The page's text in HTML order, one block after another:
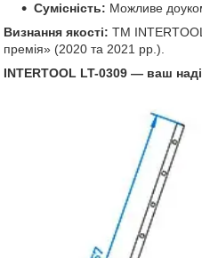
Сумісність: Можливе
Визнання якості: ТМ
премія» (2020 та 2021 рр.).
INTERTOOL LT-0309 — ваш